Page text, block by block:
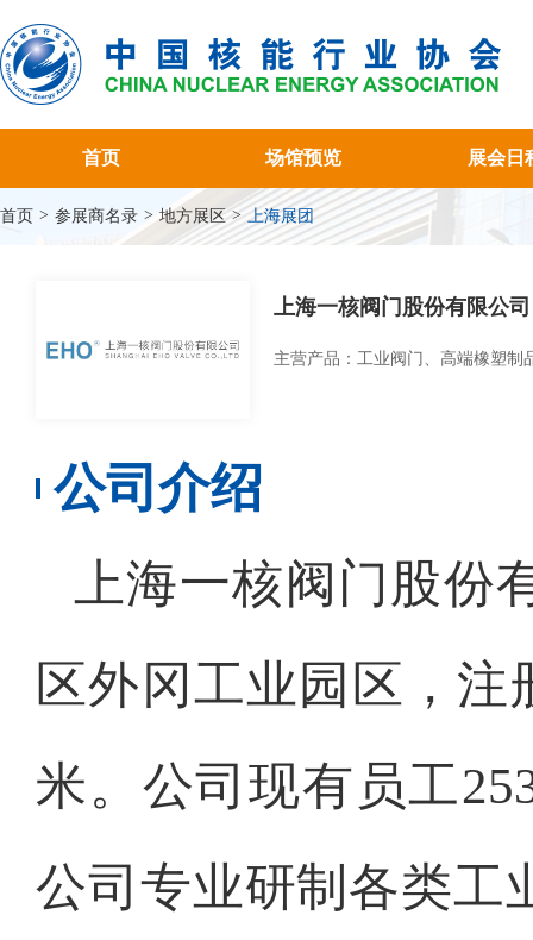
首页 场馆预览 展会日
首页 > 参展商名录 > 地方展区 > 上海展团
上海一核阀门股份有限公司
主营产品：工业阀门、高端橡塑制
公司介绍
上海一核阀门股
区外冈工业园区，注
米。公司现有员工
公司专业研制各类工